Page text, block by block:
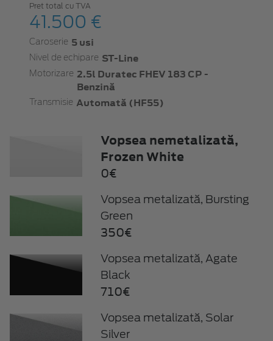
Pret total cu TVA
41.500 €
Caroserie 5 usi
Nivel de echipare ST-Line
Motorizare 2.5l Duratec FHEV 183 CP -
Benzină
Transmisie Automată (HF55)
Vopsea nemetalizată,
Frozen White
0€
Vopsea metalizată, Bursting
Green
350€
Vopsea metalizată, Agate
Black
710€
Vopsea metalizată, Solar
Silver